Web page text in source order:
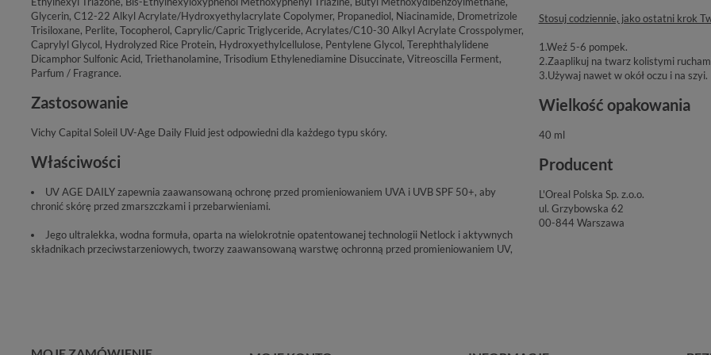
Glycerin, C12-22 Alkyl Acrylate/Hydroxyethylacrylate Copolymer, Propanediol, Niacinamide, Drometrizole
Trisiloxane, Perlite, Tocopherol, Caprylic/Capric Triglyceride, Acrylates/C10-30 Alkyl Acrylate Crosspolymer,
Caprylyl Glycol, Hydrolyzed Rice Protein, Hydroxyethylcellulose, Pentylene Glycol, Terephthalylidene
Dicamphor Sulfonic Acid, Triethanolamine, Trisodium Ethylenediamine Disuccinate, Vitreoscilla Ferment,
Parfum / Fragrance.
Zastosowanie
Vichy Capital Soleil UV-Age Daily Fluid jest odpowiedni dla każdego typu skóry.
Właściwości
UV AGE DAILY zapewnia zaawansowaną ochronę przed promieniowaniem UVA i UVB SPF 50+, aby
chronić skórę przed zmarszczkami i przebarwieniami.
Jego ultralekka, wodna formuła, oparta na wielokrotnie opatentowanej technologii Netlock i aktywnych
składnikach przeciwstarzeniowych, tworzy zaawansowaną warstwę ochronną przed promieniowaniem UV,
Stosuj codziennie, jako ostatni krok
1.Weź 5-6 pompek.
2.Zaaplikuj na twarz kolistymi
3.Używaj nawet w okół oczu i na szyi.
Wielkość opakowania
40 ml
Producent
L'Oreal Polska Sp. z.o.o.
ul. Grzybowska 62
00-844 Warszawa